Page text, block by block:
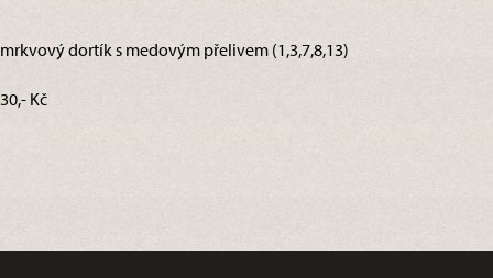
mrkvový dortík s medovým přelivem (1,3,7,8,13)
30,- Kč